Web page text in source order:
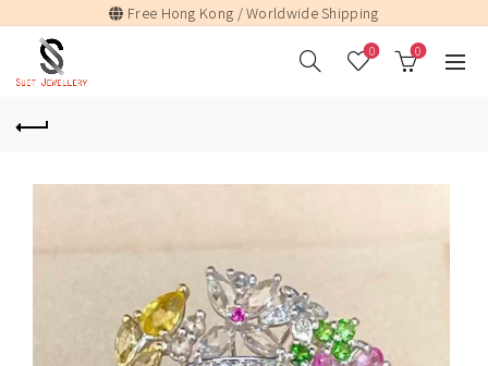
Free Hong Kong / Worldwide Shipping
0 0